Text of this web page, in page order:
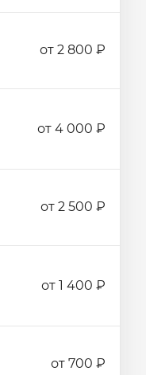
от 2 800 ₽
от 4 000 ₽
от 2 500 ₽
от 1 400 ₽
от 700 ₽